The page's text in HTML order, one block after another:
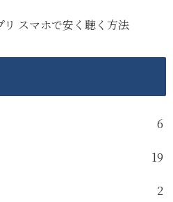
スマホで安く聴く方法
6
19
2